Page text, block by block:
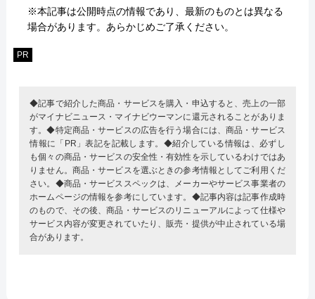
※本記事は公開時点の情報であり、最新のものとは異なる
場合があります。あらかじめご了承ください。
PR
◆記事で紹介した商品・サービスを購入・申込すると、売上の一部
がマイナビニュース・マイナビウーマンに還元されることがありま
す。◆特定商品・サービスの広告を行う場合には、商品・サービス
情報に「PR」表記を記載します。◆紹介している情報は、必ずし
も個々の商品・サービスの安全性・有効性を示しているわけではあ
りません。商品・サービスを選ぶときの参考情報としてご利用くだ
さい。◆商品・サービススペックは、メーカーやサービス事業者の
ホームページの情報を参考にしています。◆記事内容は記事作成時
のもので、その後、商品・サービスのリニューアルによって仕様や
サービス内容が変更されていたり、販売・提供が中止されている場
合があります。